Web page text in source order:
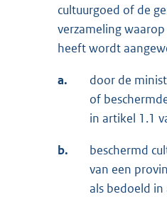
cultuurgoed of de
verzameling
heeft wordt
a.
door de
of
in artikel 1.1
b.
beschermd
van een
als bedoeld